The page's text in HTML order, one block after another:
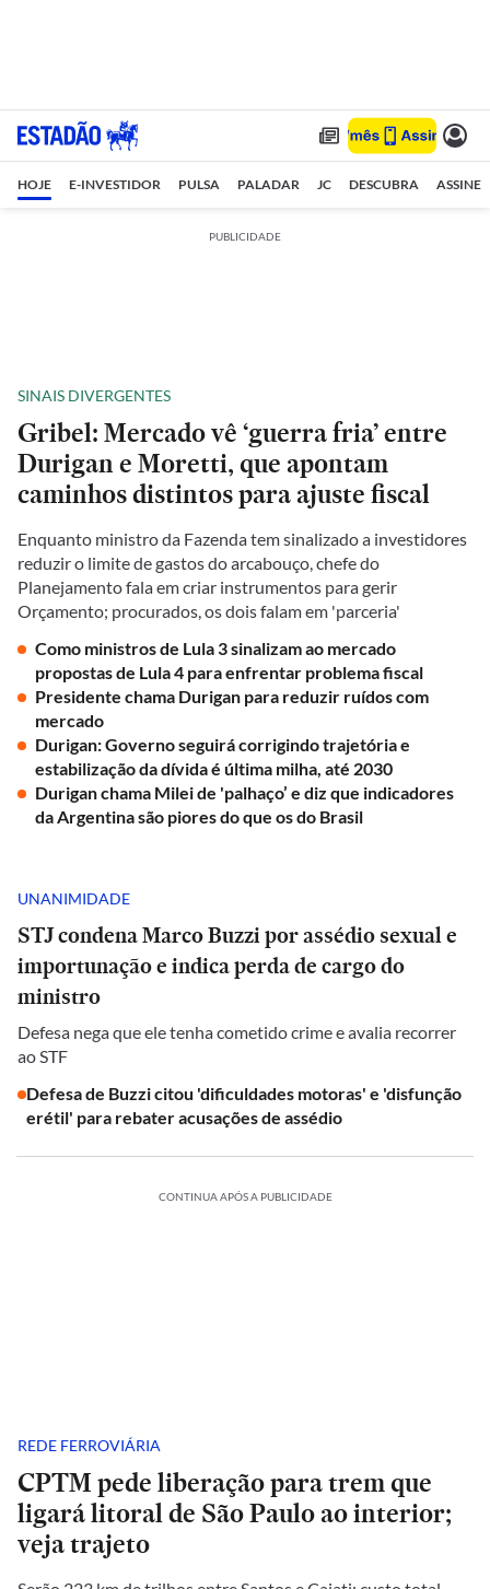
HOJE E-INVESTIDOR PULSA PALADAR JC DESCUBRA ASSINE
PUBLICIDADE
SINAIS DIVERGENTES
Gribel: Mercado vê ‘guerra fria’ entre
Durigan e Moretti, que apontam
caminhos distintos para ajuste fiscal
Enquanto ministro da Fazenda tem sinalizado a investidores
reduzir o limite de gastos do arcabouço, chefe do
Planejamento fala em criar instrumentos para gerir
Orçamento; procurados, os dois falam em 'parceria'
Como ministros de Lula 3 sinalizam ao mercado
propostas de Lula 4 para enfrentar problema fiscal
Presidente chama Durigan para reduzir ruídos com
mercado
Durigan: Governo seguirá corrigindo trajetória e
estabilização da dívida é última milha, até 2030
Durigan chama Milei de 'palhaço’ e diz que indicadores
da Argentina são piores do que os do Brasil
UNANIMIDADE
STJ condena Marco Buzzi por assédio sexual e
importunação e indica perda de cargo do
ministro
Defesa nega que ele tenha cometido crime e avalia recorrer
ao STF
Defesa de Buzzi citou 'dificuldades motoras' e 'disfunção
erétil' para rebater acusações de assédio
CONTINUA APÓS A PUBLICIDADE
REDE FERROVIÁRIA
CPTM pede liberação para trem que
ligará litoral de São Paulo ao interior;
veja trajeto